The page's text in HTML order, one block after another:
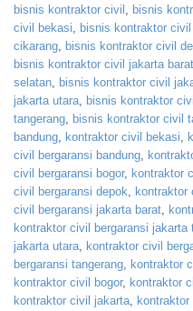
bisnis kontraktor civil , bisnis
civil bekasi, bisnis kontraktor civil
cikarang, bisnis kontraktor civil
bisnis kontraktor civil jakarta barat
selatan, bisnis kontraktor civil
jakarta utara, bisnis kontraktor
tangerang, bisnis kontraktor civil
bandung, kontraktor civil bekasi,
civil bergaransi bandung,
civil bergaransi bogor, kontraktor
civil bergaransi depok, kontraktor
civil bergaransi jakarta barat,
kontraktor civil bergaransi jakarta
jakarta utara, kontraktor civil
bergaransi tangerang, kontraktor
kontraktor civil bogor, kontraktor
kontraktor civil jakarta,